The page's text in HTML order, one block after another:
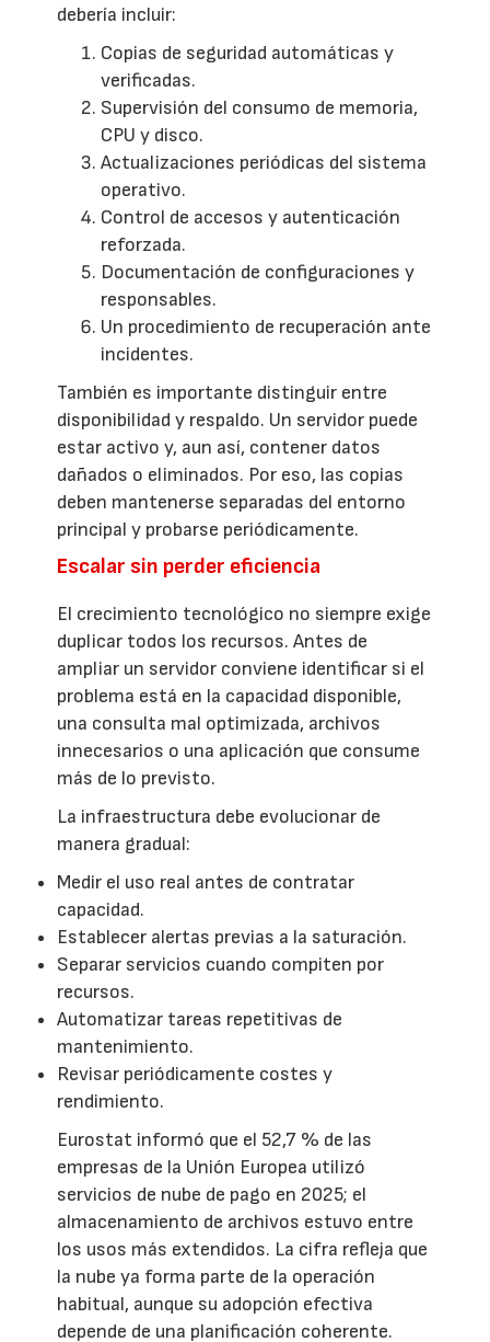
debería incluir:
Copias de seguridad automáticas y
verificadas.
Supervisión del consumo de memoria,
CPU y disco.
Actualizaciones periódicas del sistema
operativo.
Control de accesos y autenticación
reforzada.
Documentación de configuraciones y
responsables.
Un procedimiento de recuperación ante
incidentes.
También es importante distinguir entre
disponibilidad y respaldo. Un servidor puede
estar activo y, aun así, contener datos
dañados o eliminados. Por eso, las copias
deben mantenerse separadas del entorno
principal y probarse periódicamente.
Escalar sin perder eficiencia
El crecimiento tecnológico no siempre exige
duplicar todos los recursos. Antes de
ampliar un servidor conviene identificar si el
problema está en la capacidad disponible,
una consulta mal optimizada, archivos
innecesarios o una aplicación que consume
más de lo previsto.
La infraestructura debe evolucionar de
manera gradual:
Medir el uso real antes de contratar
capacidad.
Establecer alertas previas a la saturación.
Separar servicios cuando compiten por
recursos.
Automatizar tareas repetitivas de
mantenimiento.
Revisar periódicamente costes y
rendimiento.
Eurostat informó que el 52,7 % de las
empresas de la Unión Europea utilizó
servicios de nube de pago en 2025; el
almacenamiento de archivos estuvo entre
los usos más extendidos. La cifra refleja que
la nube ya forma parte de la operación
habitual, aunque su adopción efectiva
depende de una planificación coherente.